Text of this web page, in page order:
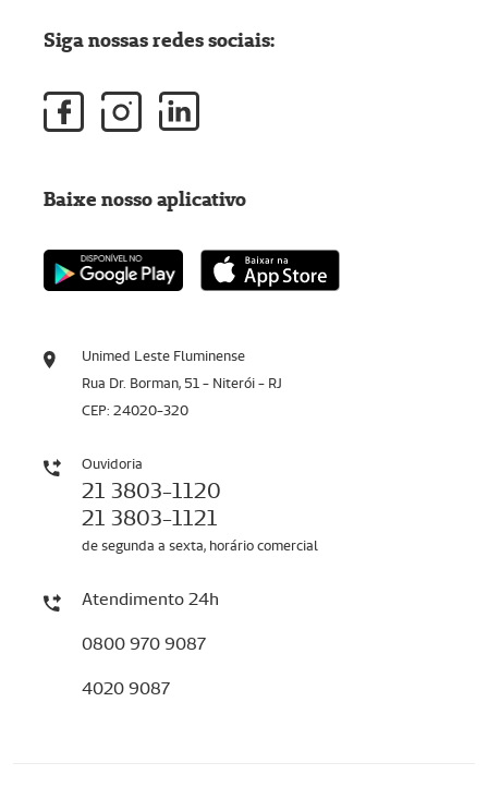
Unimed Leste Fluminense
Rua Dr. Borman, 51 - Niterói - RJ
CEP: 24020-320
Ouvidoria
21 3803-1120
21 3803-1121
de segunda a sexta, horário comercial
Atendimento 24h
0800 970 9087
4020 9087
Siga nossas redes sociais:
Baixe nosso aplicativo